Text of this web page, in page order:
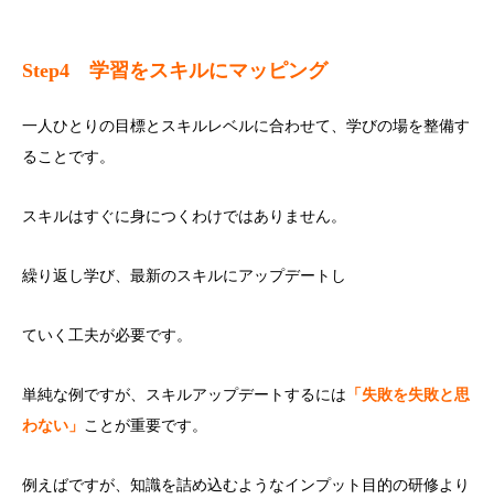
Step4 学習をスキルにマッピング
一人ひとりの目標とスキルレベルに合わせて、学びの場を整備す
ることです。
スキルはすぐに身につくわけではありません。
繰り返し学び、最新のスキルにアップデートし
ていく工夫が必要です。
単純な例ですが、スキルアップデートするには 「失敗を失敗と思
わない」 ことが重要です。
例えばですが、知識を詰め込むようなインプット目的の研修より